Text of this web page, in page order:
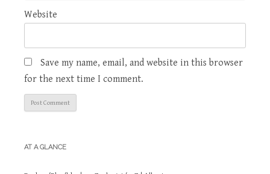
Website
Save my name, email, and website in this browser
for the next time I comment.
AT A GLANCE